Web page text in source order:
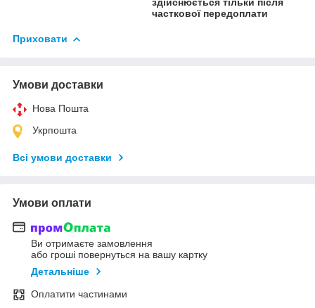
часткової передоплати
Приховати
Умови доставки
Нова Пошта
Укрпошта
Всі умови доставки
Умови оплати
Ви отримаєте замовлення
або гроші повернуться на вашу картку
Детальніше
Оплатити частинами